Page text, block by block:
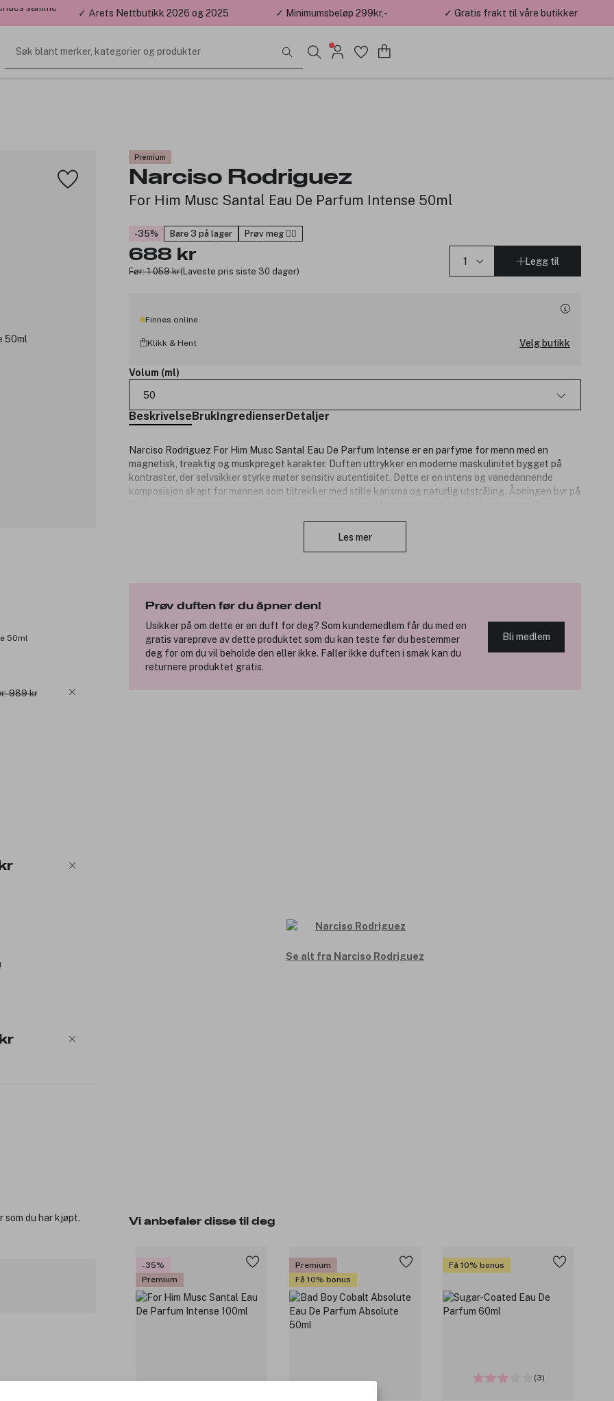
samme ✓ Årets Nettbutikk 2026 og 2025 ✓ Minimumsbeløp 299kr,- ✓ Gratis frakt til våre butikker
Søk blant merker, kategorier og produkter
Premium
Narciso Rodriguez
For Him Musc Santal Eau De Parfum Intense 50ml
-35% Bare 3 på lager Prøv meg 🙋‍♀️
688 kr
Før: 1 059 kr(Laveste pris siste 30 dager)
Legg til
Finnes online
Klikk & Hent Velg butikk
Volum (ml)
50
Beskrivelse Bruk Ingredienser Detaljer
Narciso Rodriguez For Him Musc Santal Eau De Parfum Intense er en parfyme for menn med en
magnetisk, treaktig og muskpreget karakter. Duften uttrykker en moderne maskulinitet bygget på
kontraster, der selvsikker styrke møter sensitiv autentisitet. Dette er en intens og vanedannende
komposisjon skapt for mannen som tiltrekker med stille karisma og naturlig utstråling. Åpningen byr på
Rodriguez sin ikoniske musk-signatur frem med kraft og dybde, og skaper en sensuell og tiltrekkende
aura. Basen avrundes med varme noter av sedertre og sandeltre som tilfører en dyp, treaktig kontrast
Maskulin, treaktig og sensuell.
Duftfamilie: Woody Musky.
Eau de Parfum Intense.
Noter:
Les mer
Prøv duften før du åpner den!
Usikker på om dette er en duft for deg? Som kundemedlem får du med en
gratis vareprøve av dette produktet som du kan teste før du bestemmer
deg for om du vil beholde den eller ikke. Faller ikke duften i smak kan du
returnere produktet gratis.
Bli medlem
50ml
989 kr
Se alt fra Narciso Rodriguez
Vi anbefaler disse til deg
-35%
Premium
Premium
Få 10% bonus
Få 10% bonus
(3)
du har kjøpt.